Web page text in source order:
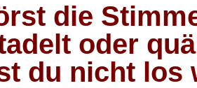
die
oder
du nicht los